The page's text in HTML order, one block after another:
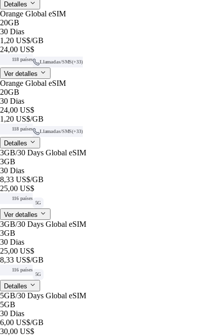
Detalles
Orange Global eSIM
20GB
30 Dias
1,20 US$/GB
24,00 US$
118 países Llamadas/SMS(+33)
Ver detalles
Orange Global eSIM
20GB
30 Dias
24,00 US$
1,20 US$/GB
118 países Llamadas/SMS(+33)
Detalles
3GB/30 Days Global eSIM
3GB
30 Dias
8,33 US$/GB
25,00 US$
116 países
5G
Ver detalles
3GB/30 Days Global eSIM
3GB
30 Dias
25,00 US$
8,33 US$/GB
116 países
5G
Detalles
5GB/30 Days Global eSIM
5GB
30 Dias
6,00 US$/GB
30,00 US$